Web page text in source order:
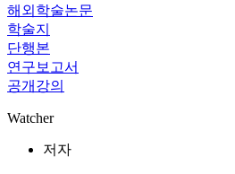
해외학술논문
학술지
단행본
연구보고서
공개강의
Watcher
저자